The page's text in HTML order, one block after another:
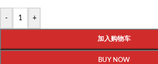
- +
加入购物车
BUY NOW